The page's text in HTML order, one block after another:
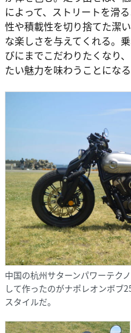
によって、ストリートを滑
性や積載性を切り捨てた潔
な楽しさを与えてくれる。
びにまでこだわりたくなり
たい魅力を味わうことになる
中国の杭州サターンパワーテク
して作ったのがナポレオンボブ
スタイルだ。